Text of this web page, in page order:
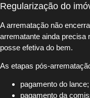
Regularização do
A arrematação não
arrematante ainda precisa
posse efetiva do bem.
As etapas pós-
pagamento do lance;
pagamento da